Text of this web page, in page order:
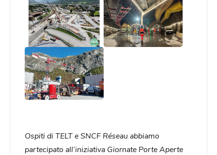
Ospiti di TELT e SNCF Réseau abbiamo
partecipato all’iniziativa Giornate Porte Aperte